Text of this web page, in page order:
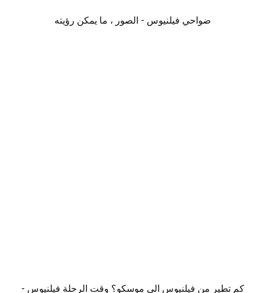
ضواحي فيلنيوس - الصور ، ما يمكن رؤيته
كم تطير من فيلنيوس الى موسكو؟ وقت الرحلة فيلنيوس -